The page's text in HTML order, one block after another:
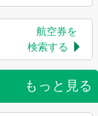
航空券を
検索する

もっと見る